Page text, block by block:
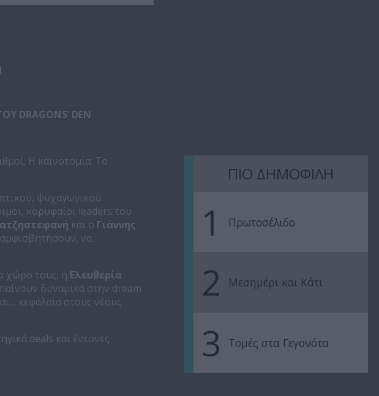
DRAGONS’ DEN
Η καινοτομία; Το
ψυχαγωγικού
κορυφαίοι leaders του
και ο Γιάννης
αμφισβητήσουν, να
χώρο τους: η Ελευθερία
δυναμικά στην dream
κεφάλαια στους νέους
deals και έντονες
ΠΙΟ ΔΗΜΟΦΙΛΗ
1 Πρωτοσέλιδο
2 Μεσημέρι και Κάτι
3 Τομές στα Γεγονότα